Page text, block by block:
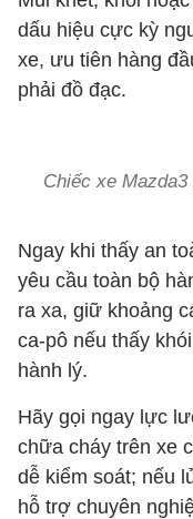
dấu hiệu cực kỳ
xe, ưu tiên hàng
phải đồ đạc.
Chiếc xe
Ngay khi thấy an
yêu cầu toàn bộ
ra xa, giữ khoảng
ca-pô nếu thấy
hành lý.
Hãy gọi ngay lực
chữa cháy trên xe
dễ kiểm soát; nếu
hỗ trợ chuyên